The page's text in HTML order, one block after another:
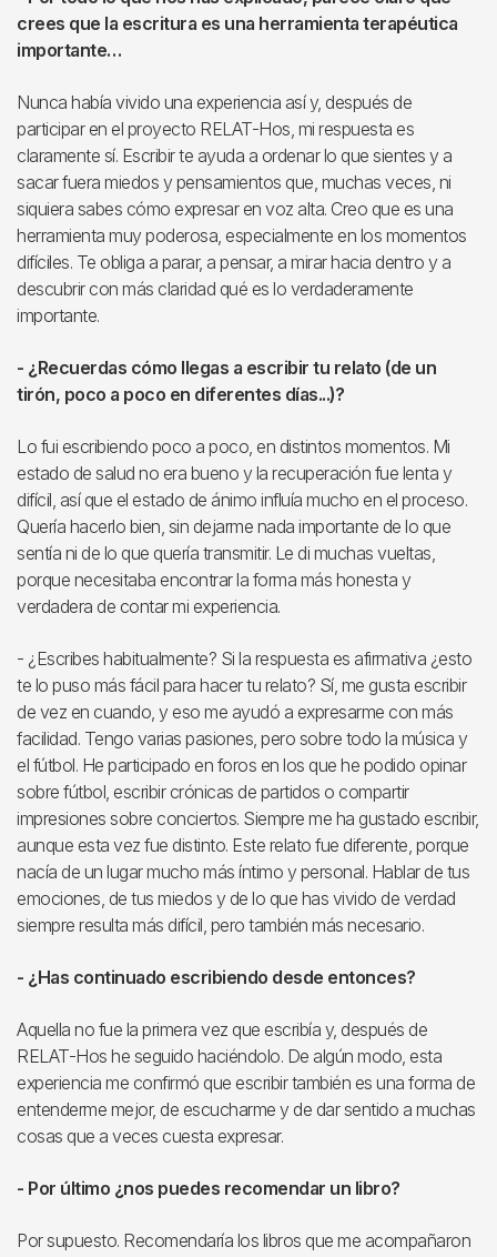
crees que la escritura es una herramienta terapéutica
importante…
Nunca había vivido una experiencia así y, después de
participar en el proyecto RELAT-Hos, mi respuesta es
claramente sí. Escribir te ayuda a ordenar lo que sientes y a
sacar fuera miedos y pensamientos que, muchas veces, ni
siquiera sabes cómo expresar en voz alta. Creo que es una
herramienta muy poderosa, especialmente en los momentos
difíciles. Te obliga a parar, a pensar, a mirar hacia dentro y a
descubrir con más claridad qué es lo verdaderamente
importante.
- ¿Recuerdas cómo llegas a escribir tu relato (de un
tirón, poco a poco en diferentes días...)?
Lo fui escribiendo poco a poco, en distintos momentos. Mi
estado de salud no era bueno y la recuperación fue lenta y
difícil, así que el estado de ánimo influía mucho en el proceso.
Quería hacerlo bien, sin dejarme nada importante de lo que
sentía ni de lo que quería transmitir. Le di muchas vueltas,
porque necesitaba encontrar la forma más honesta y
verdadera de contar mi experiencia.
- ¿Escribes habitualmente? Si la respuesta es afirmativa ¿esto
te lo puso más fácil para hacer tu relato? Sí, me gusta escribir
de vez en cuando, y eso me ayudó a expresarme con más
facilidad. Tengo varias pasiones, pero sobre todo la música y
el fútbol. He participado en foros en los que he podido opinar
sobre fútbol, escribir crónicas de partidos o compartir
impresiones sobre conciertos. Siempre me ha gustado escribir,
aunque esta vez fue distinto. Este relato fue diferente, porque
nacía de un lugar mucho más íntimo y personal. Hablar de tus
emociones, de tus miedos y de lo que has vivido de verdad
siempre resulta más difícil, pero también más necesario.
- ¿Has continuado escribiendo desde entonces?
Aquella no fue la primera vez que escribía y, después de
RELAT-Hos he seguido haciéndolo. De algún modo, esta
experiencia me confirmó que escribir también es una forma de
entenderme mejor, de escucharme y de dar sentido a muchas
cosas que a veces cuesta expresar.
- Por último ¿nos puedes recomendar un libro?
Por supuesto. Recomendaría los libros que me acompañaron